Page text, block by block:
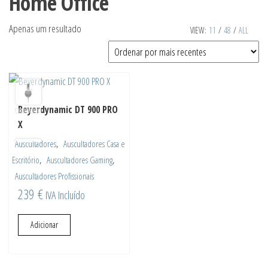
VIEW: 11 / 48 / ALL
Apenas um resultado
Beyerdynamic DT 900 PRO
X
Auscultadores, Auscultadores Casa e
Escritório, Auscultadores Gaming,
Auscultadores Profissionais
239 € IVA Incluído
Adicionar